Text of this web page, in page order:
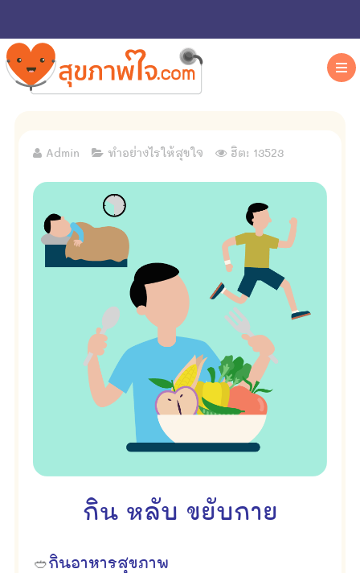
Admin ทำอย่างไรให้สุขใจ ฮิต: 13523
กิน หลับ ขยับกาย
🥙กินอาหารสุขภาพ